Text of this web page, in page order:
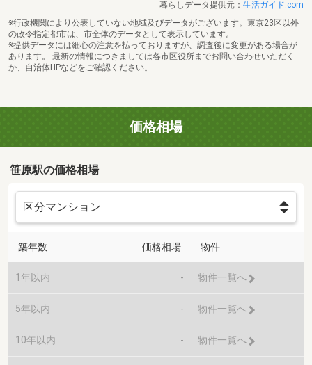
暮らしデータ提供元： 生活ガイド.com
※行政機関により公表していない地域及びデータがございます。東京23区以外
の政令指定都市は、市全体のデータとして表示しています。
※提供データには細心の注意を払っておりますが、調査後に変更がある場合が
あります。 最新の情報につきましては各市区役所までお問い合わせいただく
か、自治体HPなどをご確認ください。
価格相場
笹原駅の価格相場
築年数 価格相場 物件
1年以内 - 物件一覧へ
5年以内 - 物件一覧へ
10年以内 - 物件一覧へ